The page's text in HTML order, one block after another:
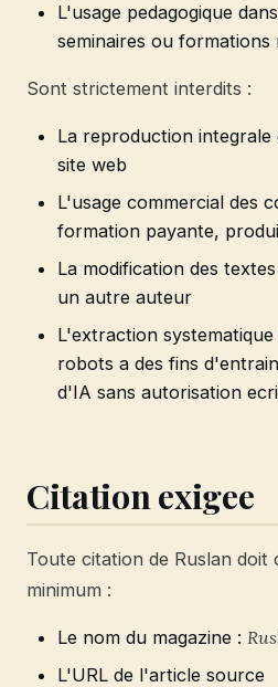
L'usage pedagogique
seminaires ou formations
Sont strictement interdits :
La reproduction
site web
L'usage commercial des
formation payante,
La modification des
un autre auteur
L'extraction
robots a des fins
d'IA sans autorisation
Citation exigee
Toute citation de Ruslan doit
minimum :
Le nom du magazine :
L'URL de l'article source